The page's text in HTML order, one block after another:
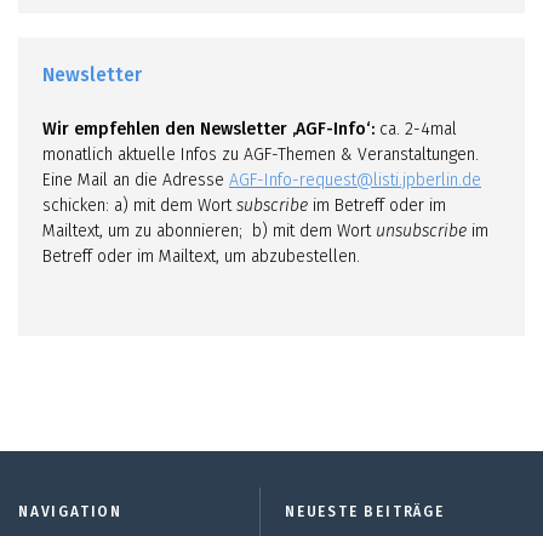
Newsletter
Wir empfehlen den Newsletter ‚AGF-Info‘: ca. 2-4mal
monatlich aktuelle Infos zu AGF-Themen & Veranstaltungen.
Eine Mail an die Adresse AGF-Info-request@listi.jpberlin.de
schicken: a) mit dem Wortsubscribe im Betreff oder im
Mailtext, um zu abonnieren; b) mit dem Wort unsubscribe im
Betreff oder im Mailtext, um abzubestellen.
NAVIGATION NEUESTE BEITRÄGE